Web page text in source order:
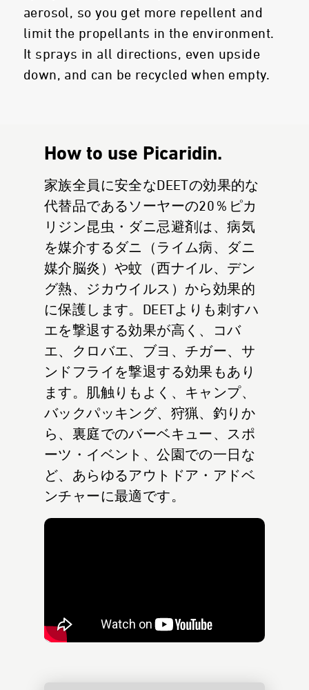
aerosol, so you get more repellent and
limit the propellants in the environment.
It sprays in all directions, even upside
down, and can be recycled when empty.
How to use Picaridin.
家族全員に安全なDEETの効果的な
代替品であるソーヤーの20％ピカ
リジン昆虫・ダニ忌避剤は、病気
を媒介するダニ（ライム病、ダニ
媒介脳炎）や蚊（西ナイル、デン
グ熱、ジカウイルス）から効果的
に保護します。DEETよりも刺すハ
エを撃退する効果が高く、コバ
エ、クロバエ、ブヨ、チガー、サ
ンドフライを撃退する効果もあり
ます。肌触りもよく、キャンプ、
バックパッキング、狩猟、釣りか
ら、裏庭でのバーベキュー、スポ
ーツ・イベント、公園での一日な
ど、あらゆるアウトドア・アドベ
ンチャーに最適です。